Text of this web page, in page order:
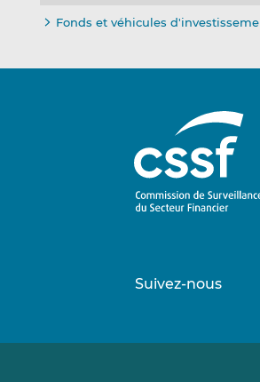
Fonds et véhicules
Suivez-nous